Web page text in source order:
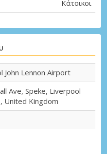
Κάτοικοι
John Lennon Airport
Ave, Speke, Liverpool
United Kingdom